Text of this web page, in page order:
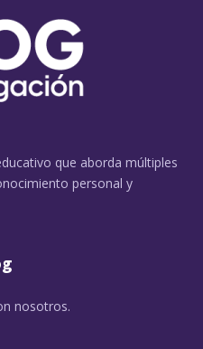
que aborda múltiples
personal y
nosotros.